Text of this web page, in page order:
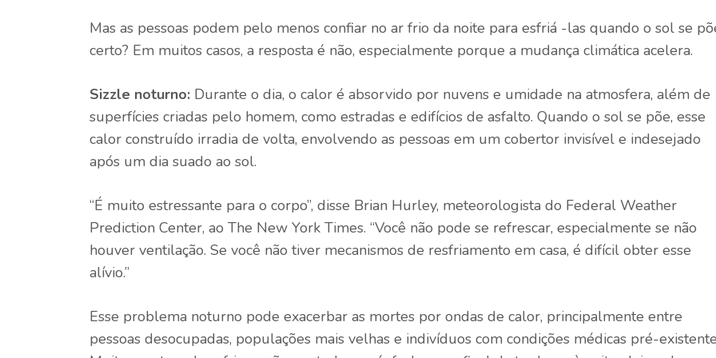
Mas as pessoas podem pelo menos confiar no ar frio da noite para esfriá -las quando o sol se
certo? Em muitos casos, a resposta é não, especialmente porque a mudança climática acelera.
Sizzle noturno: Durante o dia, o calor é absorvido por nuvens e umidade na atmosfera, além de
superfícies criadas pelo homem, como estradas e edifícios de asfalto. Quando o sol se põe, esse
calor construído irradia de volta, envolvendo as pessoas em um cobertor invisível e indesejado
após um dia suado ao sol.
“É muito estressante para o corpo”, disse Brian Hurley, meteorologista do Federal Weather
Prediction Center, ao The New York Times. “Você não pode se refrescar, especialmente se não
houver ventilação. Se você não tiver mecanismos de resfriamento em casa, é difícil obter esse
alívio.”
Esse problema noturno pode exacerbar as mortes por ondas de calor, principalmente entre
pessoas desocupadas, populações mais velhas e indivíduos com condições médicas pré-